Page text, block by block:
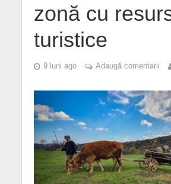
zonă cu
turistice
9 luni ago Adaugă comentarii